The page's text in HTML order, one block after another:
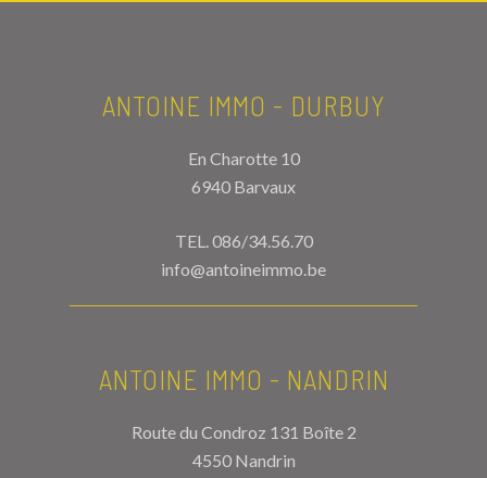
ANTOINE IMMO - DURBUY
En Charotte 10
6940 Barvaux
TEL.086/34.56.70
info@antoineimmo.be
ANTOINE IMMO - NANDRIN
Route du Condroz 131 Boîte 2
4550 Nandrin